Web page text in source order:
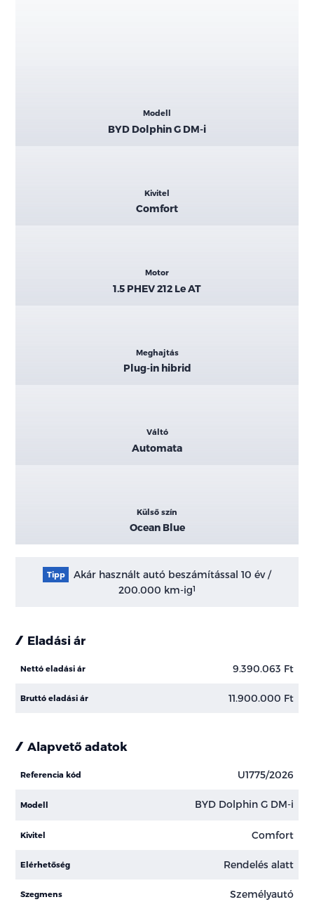
Modell
BYD Dolphin G DM-i
Kivitel
Comfort
Motor
1.5 PHEV 212 Le AT
Meghajtás
Plug-in hibrid
Váltó
Automata
Külső szín
Ocean Blue
Tipp
Akár használt autó beszámítással 10 év /
200.000 km-ig1
Eladási ár
Nettó eladási ár 9.390.063 Ft
Bruttó eladási ár 11.900.000 Ft
Alapvető adatok
Referencia kód U1775/2026
Modell BYD Dolphin G DM-i
Kivitel Comfort
Elérhetőség Rendelés alatt
Szegmens Személyautó